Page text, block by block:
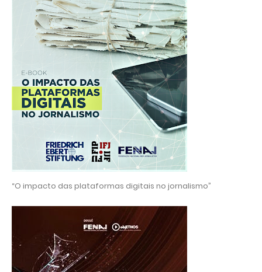
“O impacto das plataformas digitais no jornalismo”